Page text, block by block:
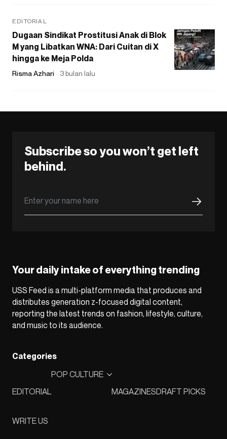
EDITORIAL
Dugaan Sindikat Prostitusi Anak di Blok
M yang Libatkan WNA: Dari Cuitan di X
hingga ke Meja Polda
Risma Azhari 3 bulan lalu
Subscribe so you won’t get left
behind.
Your daily intake of everything trending
USS Feed is a multi-platform media that produces and
distributes generation z-focused digital content,
reporting the latest trends on fashion, lifestyle, culture,
and music to its audience.
Categories
EDITORIAL
POP CULTURE
MAGAZINESDRAFT PICKS
WRITE US